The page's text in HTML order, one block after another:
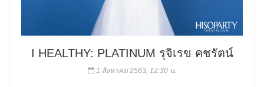
I HEALTHY: PLATINUM รุจิเรข คชรัตน์
1 สิงหาคม 2563, 12:30 น.